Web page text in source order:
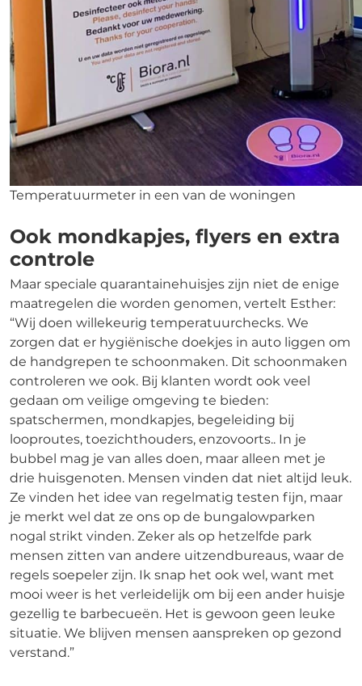
Temperatuurmeter in een van de woningen
Ook mondkapjes, flyers en extra
controle
Maar speciale quarantainehuisjes zijn niet de enige
maatregelen die worden genomen, vertelt Esther:
“Wij doen willekeurig temperatuurchecks. We
zorgen dat er hygiënische doekjes in auto liggen om
de handgrepen te schoonmaken. Dit schoonmaken
controleren we ook. Bij klanten wordt ook veel
gedaan om veilige omgeving te bieden:
spatschermen, mondkapjes, begeleiding bij
looproutes, toezichthouders, enzovoorts.. In je
bubbel mag je van alles doen, maar alleen met je
drie huisgenoten. Mensen vinden dat niet altijd leuk.
Ze vinden het idee van regelmatig testen fijn, maar
je merkt wel dat ze ons op de bungalowparken
nogal strikt vinden. Zeker als op hetzelfde park
mensen zitten van andere uitzendbureaus, waar de
regels soepeler zijn. Ik snap het ook wel, want met
mooi weer is het verleidelijk om bij een ander huisje
gezellig te barbecueën. Het is gewoon geen leuke
situatie. We blijven mensen aanspreken op gezond
verstand.”